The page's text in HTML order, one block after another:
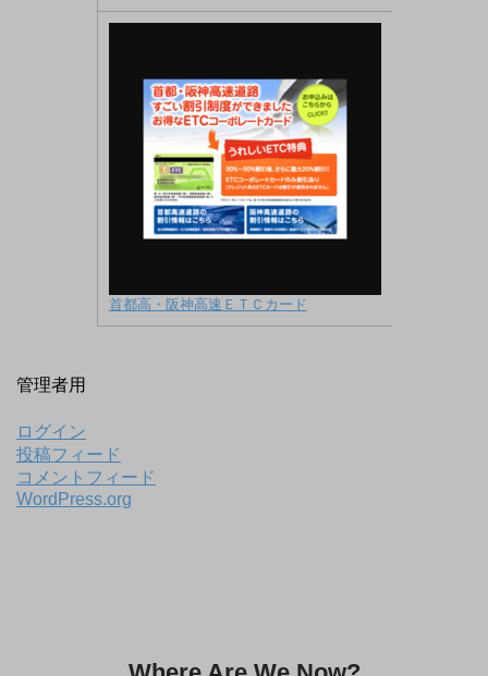
首都高・阪神高速ＥＴＣカード
管理者用
ログイン
投稿フィード
コメントフィード
WordPress.org